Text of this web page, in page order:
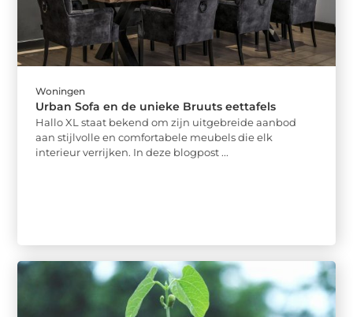
Woningen
Urban Sofa en de unieke Bruuts eettafels
Hallo XL staat bekend om zijn uitgebreide aanbod
aan stijlvolle en comfortabele meubels die elk
interieur verrijken. In deze blogpost ...